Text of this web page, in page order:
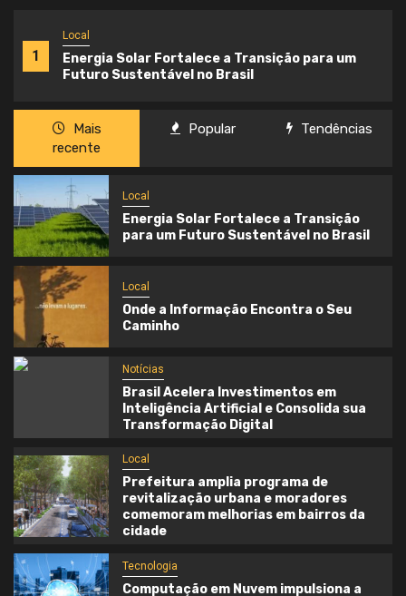
1
Local
Energia Solar Fortalece a Transição para um
Futuro Sustentável no Brasil
Mais
recente
Popular Tendências
Local
Energia Solar Fortalece a Transição
para um Futuro Sustentável no Brasil
Local
Onde a Informação Encontra o Seu
Caminho
Notícias
Brasil Acelera Investimentos em
Inteligência Artificial e Consolida sua
Transformação Digital
Local
Prefeitura amplia programa de
revitalização urbana e moradores
comemoram melhorias em bairros da
cidade
Tecnologia
Computação em Nuvem impulsiona a